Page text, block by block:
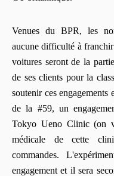
Venues du BPR, les
aucune difficulté à
voitures seront de la
de ses clients pour la
soutenir ces engagements
de la #59, un
Tokyo Ueno Clinic (on
médicale de cette
commandes.
engagement et il sera